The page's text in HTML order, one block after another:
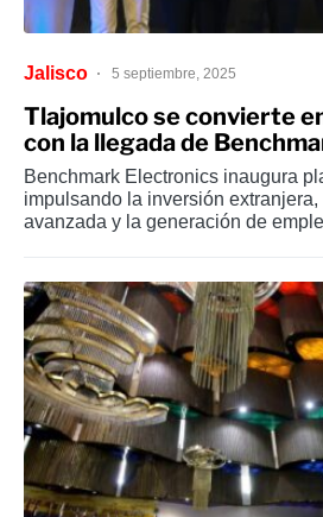
Jalisco 5 septiembre, 2025
Tlajomulco se convierte
con la llegada de
Benchmark Electronics inaugura
impulsando la inversión extranjera,
avanzada y la generación de